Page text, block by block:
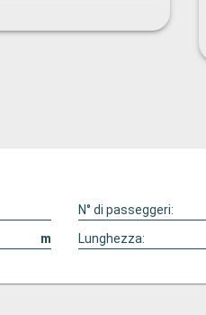
N° di passeggeri:
m Lunghezza: